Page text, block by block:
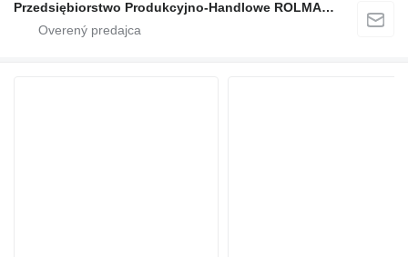
Przedsiębiorstwo Produkcyjno-Handlowe ROLMAPOL Marcin Dziekan